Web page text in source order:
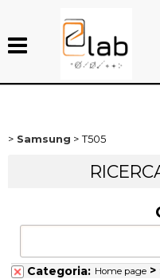
Samsung T505
Categoria: Home page >